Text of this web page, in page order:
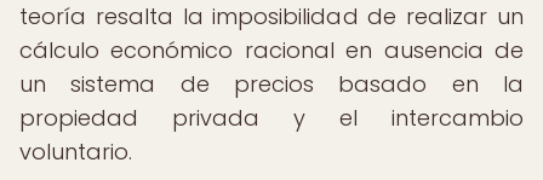
teoría resalta la imposibilidad de realizar un
cálculo económico racional en ausencia de
un sistema de precios basado en la
propiedad privada y el intercambio
voluntario.